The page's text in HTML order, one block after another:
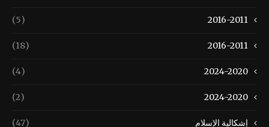
2016-2011
(5)
2016-2011
(18)
2024-2020
(4)
2024-2020
(2)
إشكالية الإسلام (47)